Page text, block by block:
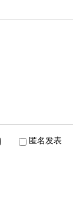
匿名发表